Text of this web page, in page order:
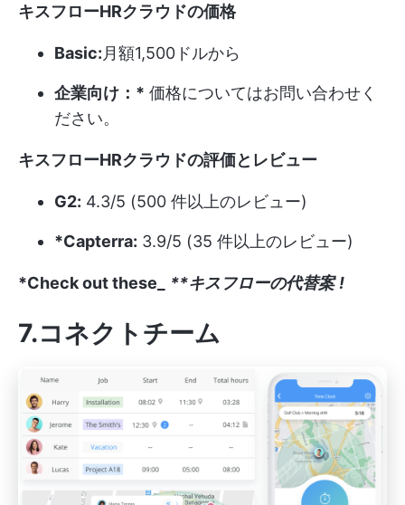
キスフローHRクラウドの価格
Basic: 月額1,500ドルから
企業向け：* 価格についてはお問い合わせく
ださい。
キスフローHRクラウドの評価とレビュー
G2: 4.3/5 (500 件以上のレビュー)
*Capterra: 3.9/5 (35 件以上のレビュー)
*Check out these_ **キスフローの代替案 !
7.コネクトチーム